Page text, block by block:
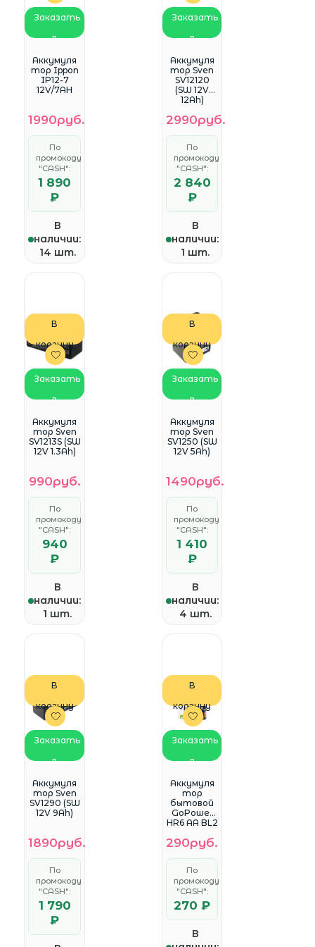
Заказать
в
WhatsApp
Аккумуля
тор Ippon
IP12-7
12V/7AH
1990руб.
По
промокоду
"CASH":
1 890
₽
В
наличии:
14 шт.
Заказать
в
WhatsApp
Аккумуля
тор Sven
SV12120
(SW 12V
12Ah)
2990руб.
По
промокоду
"CASH":
2 840
₽
В
наличии:
1 шт.
В
корзину
Заказать
в
WhatsApp
Аккумуля
тор Sven
SV1213S (SW
12V 1.3Ah)
990руб.
По
промокоду
"CASH":
940
₽
В
наличии:
1 шт.
В
корзину
Заказать
в
WhatsApp
Аккумуля
тор Sven
SV1250 (SW
12V 5Ah)
1490руб.
По
промокоду
"CASH":
1 410
₽
В
наличии:
4 шт.
В
корзину
Заказать
в
WhatsApp
Аккумуля
тор Sven
SV1290 (SW
12V 9Ah)
1890руб.
По
промокоду
"CASH":
1 790
₽
В
корзину
Заказать
в
WhatsApp
Аккумуля
тор
бытовой
GoPower
HR6 AA BL2
1300mAh
(2/20/240)
блистер
(2 шт.)
290руб.
По
промокоду
"CASH":
270 ₽
В